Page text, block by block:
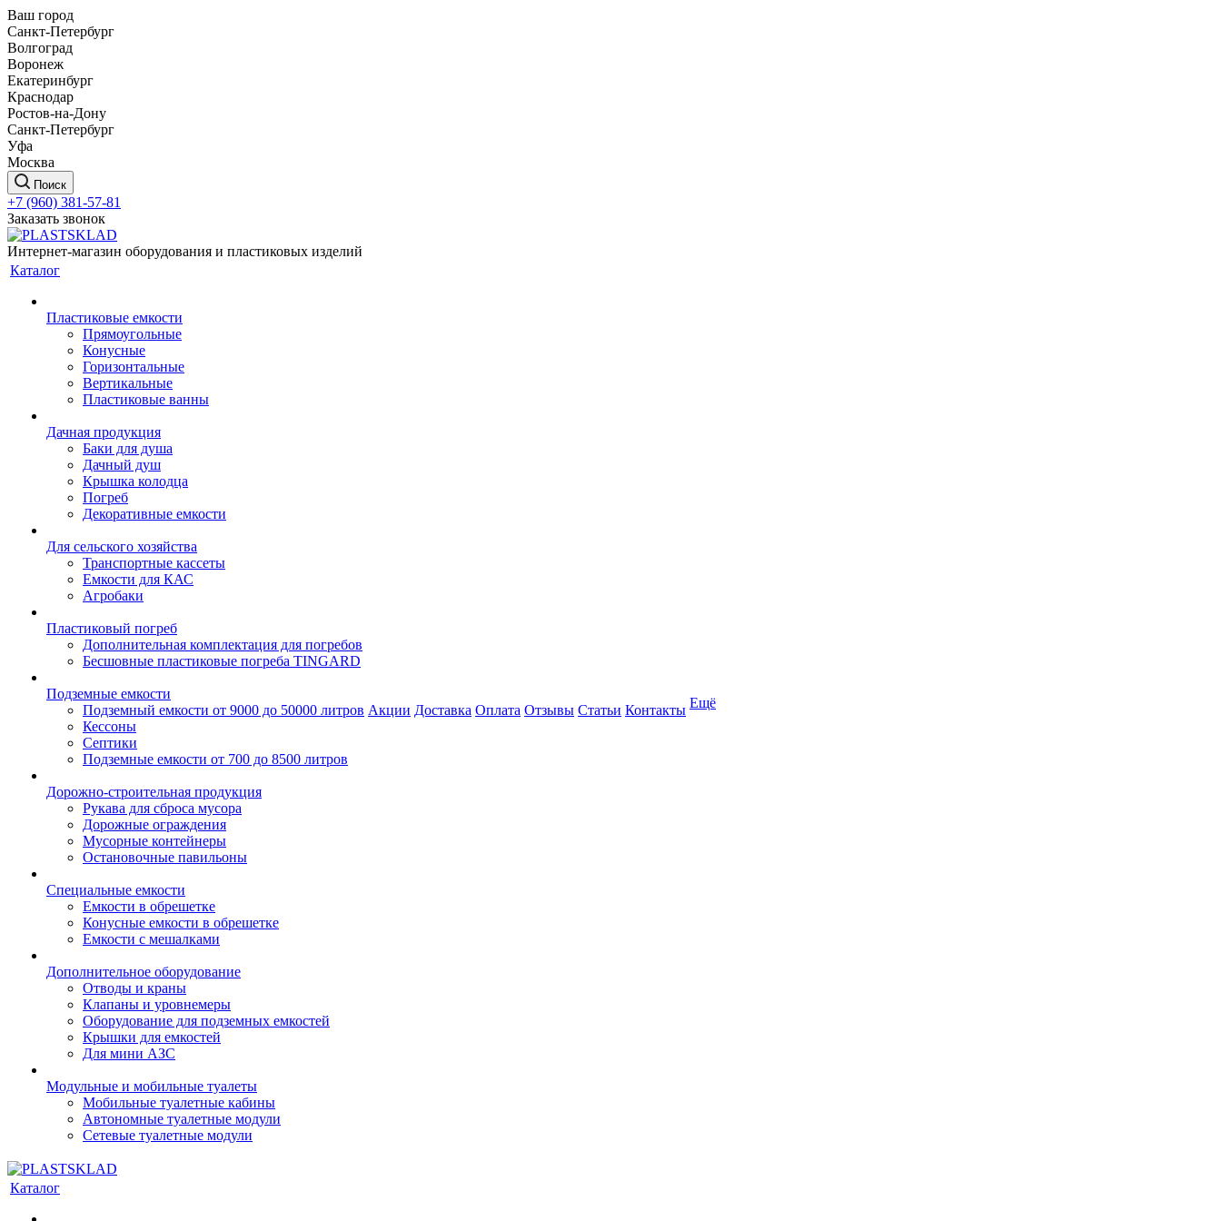
Ваш город
Санкт-Петербург
Волгоград
Воронеж
Екатеринбург
Краснодар
Ростов-на-Дону
Санкт-Петербург
Уфа
Москва
Поиск
+7 (960) 381-57-81
Заказать звонок
Интернет-магазин оборудования и пластиковых изделий
Каталог
Пластиковые емкости
Прямоугольные
Конусные
Горизонтальные
Вертикальные
Пластиковые ванны
Дачная продукция
Баки для душа
Дачный душ
Крышка колодца
Погреб
Декоративные емкости
Для сельского хозяйства
Транспортные кассеты
Емкости для КАС
Агробаки
Пластиковый погреб
Дополнительная комплектация для погребов
Бесшовные пластиковые погреба TINGARD
Подземные емкости
Подземный емкости от 9000 до 50000 литров
Кессоны
Септики
Подземные емкости от 700 до 8500 литров
Дорожно-строительная продукция
Рукава для сброса мусора
Дорожные ограждения
Мусорные контейнеры
Остановочные павильоны
Специальные емкости
Емкости в обрешетке
Конусные емкости в обрешетке
Емкости с мешалками
Дополнительное оборудование
Отводы и краны
Клапаны и уровнемеры
Оборудование для подземных емкостей
Крышки для емкостей
Для мини АЗС
Модульные и мобильные туалеты
Мобильные туалетные кабины
Автономные туалетные модули
Сетевые туалетные модули
Акции Доставка Оплата Отзывы Статьи Контакты Ещё
Каталог